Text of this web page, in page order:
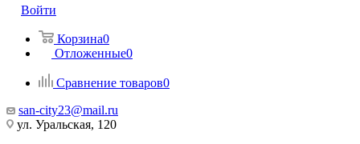
Войти
Корзина0
Отложенные0
Сравнение товаров0
san-city23@mail.ru
ул. Уральская, 120